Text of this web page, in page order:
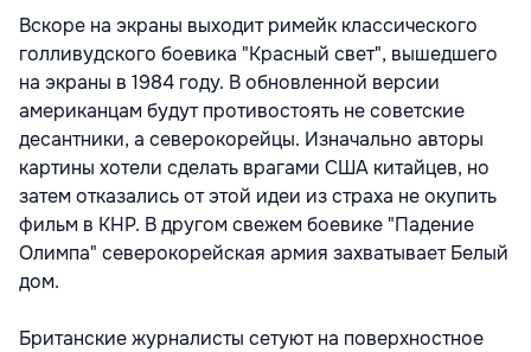
Вскоре на экраны выходит римейк классического
голливудского боевика "Красный свет", вышедшего
на экраны в 1984 году. В обновленной версии
американцам будут противостоять не советские
десантники, а северокорейцы. Изначально авторы
картины хотели сделать врагами США китайцев, но
затем отказались от этой идеи из страха не окупить
фильм в КНР. В другом свежем боевике "Падение
Олимпа" северокорейская армия захватывает Белый
дом.
Британские журналисты сетуют на поверхностное